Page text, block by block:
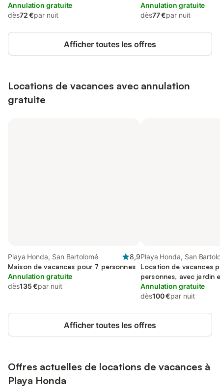
Annulation gratuite
dès72 €par nuit
Annulation gratuite
dès77 €par nuit
Afficher toutes les offres
Locations de vacances avec annulation
gratuite
Playa Honda, San Bartolomé
8,9
Maison de vacances pour 7 personnes
Annulation gratuite
dès135 €par nuit
Playa Honda, San
Location de vacances
personnes, avec jardin
Annulation gratuite
dès100 €par nuit
Afficher toutes les offres
Offres actuelles de locations de vacances à
Playa Honda